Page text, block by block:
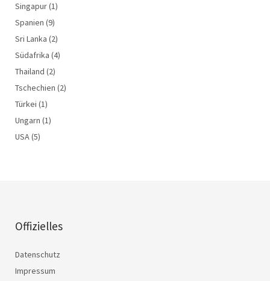
Singapur(1)
Spanien (9)
Sri Lanka (2)
Südafrika (4)
Thailand (2)
Tschechien (2)
Türkei (1)
Ungarn (1)
USA(5)
Offizielles
Datenschutz
Impressum